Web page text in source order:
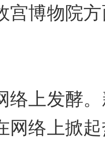
V
宫博物院
络上发酵
网络上掀